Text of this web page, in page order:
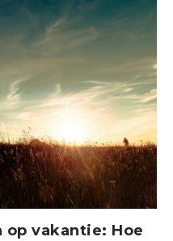
vakantie: Hoe